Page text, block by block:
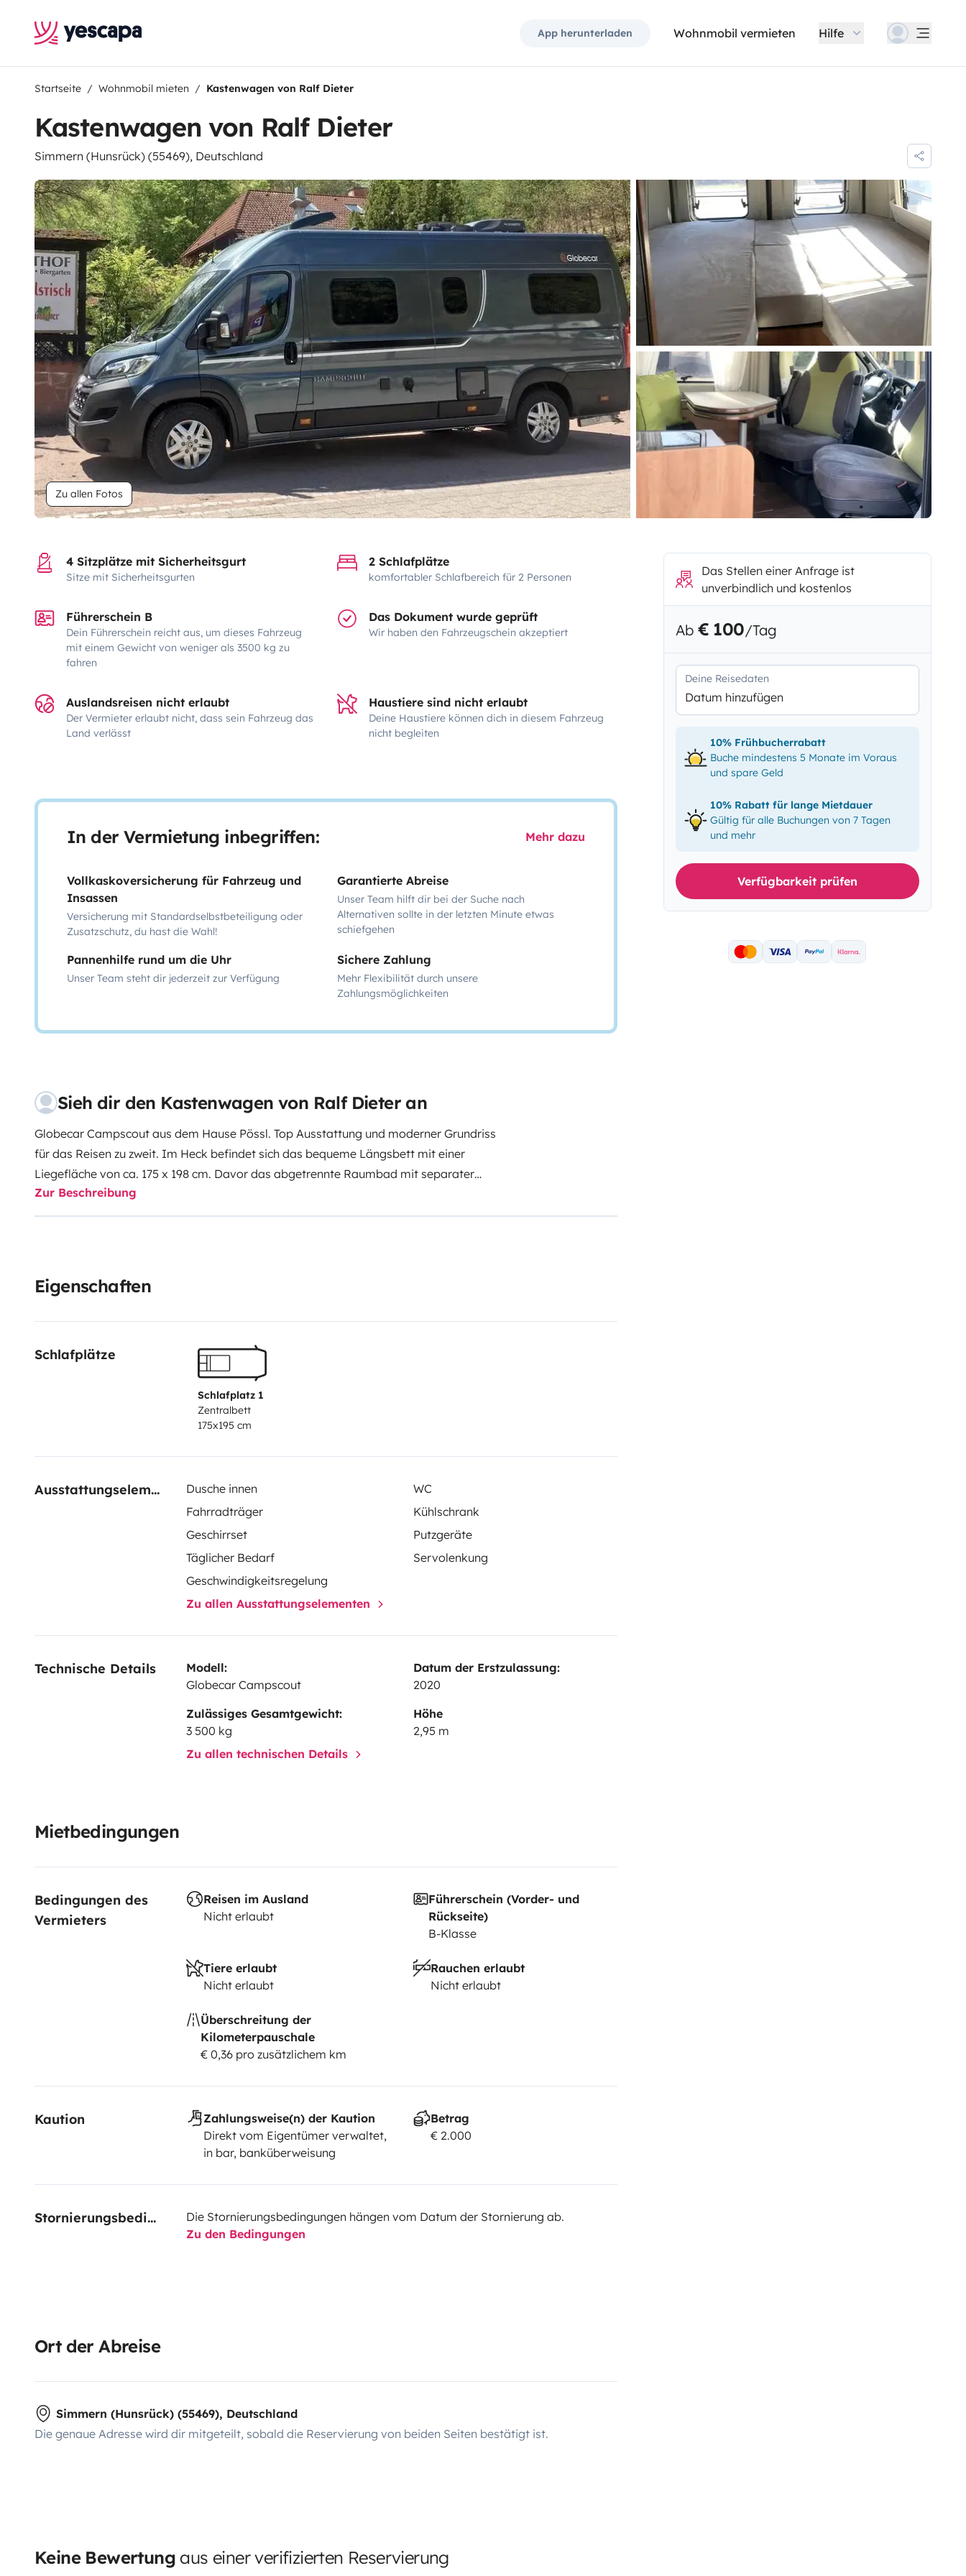
App herunterladen Wohnmobil vermieten Hilfe
Startseite Wohnmobil mieten Kastenwagen von Ralf Dieter
Kastenwagen von Ralf Dieter
Simmern (Hunsrück) (55469), Deutschland
Zu allen Fotos
4 Sitzplätze mit Sicherheitsgurt
Sitze mit Sicherheitsgurten
2 Schlafplätze
komfortabler Schlafbereich für 2 Personen
Führerschein B
Dein Führerschein reicht aus, um dieses Fahrzeug
mit einem Gewicht von weniger als 3500 kg zu
fahren
Das Dokument wurde geprüft
Wir haben den Fahrzeugschein akzeptiert
Auslandsreisen nicht erlaubt
Der Vermieter erlaubt nicht, dass sein Fahrzeug das
Land verlässt
Haustiere sind nicht erlaubt
Deine Haustiere können dich in diesem Fahrzeug
nicht begleiten
In der Vermietung inbegriffen: Mehr dazu
Vollkaskoversicherung für Fahrzeug und
Insassen
Versicherung mit Standardselbstbeteiligung oder
Zusatzschutz, du hast die Wahl!
Garantierte Abreise
Unser Team hilft dir bei der Suche nach
Alternativen sollte in der letzten Minute etwas
schiefgehen
Pannenhilfe rund um die Uhr
Unser Team steht dir jederzeit zur Verfügung
Sichere Zahlung
Mehr Flexibilität durch unsere
Zahlungsmöglichkeiten
Sieh dir den Kastenwagen von Ralf Dieter an
Globecar Campscout aus dem Hause Pössl. Top Ausstattung und moderner Grundriss
für das Reisen zu zweit. Im Heck befindet sich das bequeme Längsbett mit einer
Liegefläche von ca. 175 x 198 cm. Davor das abgetrennte Raumbad mit separater
Runddusche. Sie sitzen gemütlich in der Sitzgruppe bzw. den drehbaren Vordersitzen
sehen gemütlich fern oder lesen ein Buch. Das Fahrzeug ist komplett ausgestattet, das
Zur Beschreibung
Eigenschaften
Schlafplätze
Schlafplatz 1
Zentralbett
175x195 cm
Ausstattungselemente Dusche innen
WC
Fahrradträger
Kühlschrank
Geschirrset
Putzgeräte
Täglicher Bedarf
Servolenkung
Geschwindigkeitsregelung
Zu allen Ausstattungselementen
Technische Details
Modell:
Globecar Campscout
Datum der Erstzulassung:
2020
Zulässiges Gesamtgewicht:
3 500 kg
Höhe
2,95 m
Zu allen technischen Details
Mietbedingungen
Bedingungen des
Vermieters
Reisen im Ausland
Nicht erlaubt
Führerschein (Vorder- und
Rückseite)
B-Klasse
Tiere erlaubt
Nicht erlaubt
Rauchen erlaubt
Nicht erlaubt
Überschreitung der
Kilometerpauschale
€ 0,36 pro zusätzlichem km
Kaution
Zahlungsweise(n) der Kaution
Direkt vom Eigentümer verwaltet,
in bar, banküberweisung
Betrag
€ 2.000
Stornierungsbedingungen
Die Stornierungsbedingungen hängen vom Datum der Stornierung ab.
Zu den Bedingungen
Ort der Abreise
Simmern (Hunsrück) (55469), Deutschland
Die genaue Adresse wird dir mitgeteilt, sobald die Reservierung von beiden Seiten bestätigt ist.
Keine Bewertung aus einer verifizierten Reservierung
Das Stellen einer Anfrage ist
unverbindlich und kostenlos
Ab € 100/Tag
Deine Reisedaten
Datum hinzufügen
10% Frühbucherrabatt
Buche mindestens 5 Monate im Voraus
und spare Geld
10% Rabatt für lange Mietdauer
Gültig für alle Buchungen von 7 Tagen
und mehr
Verfügbarkeit prüfen